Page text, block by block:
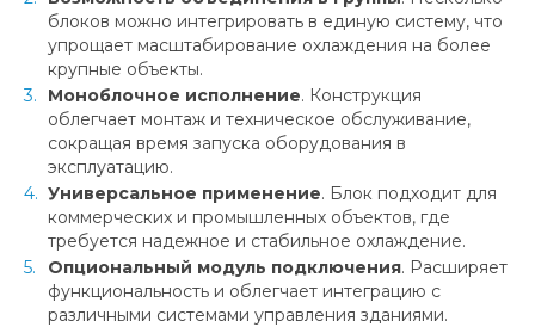
блоков можно интегрировать в единую систему, что
упрощает масштабирование охлаждения на более
крупные объекты.
Моноблочное исполнение. Конструкция
облегчает монтаж и техническое обслуживание,
сокращая время запуска оборудования в
эксплуатацию.
Универсальное применение. Блок подходит для
коммерческих и промышленных объектов, где
требуется надежное и стабильное охлаждение.
Опциональный модуль подключения. Расширяет
функциональность и облегчает интеграцию с
различными системами управления зданиями.